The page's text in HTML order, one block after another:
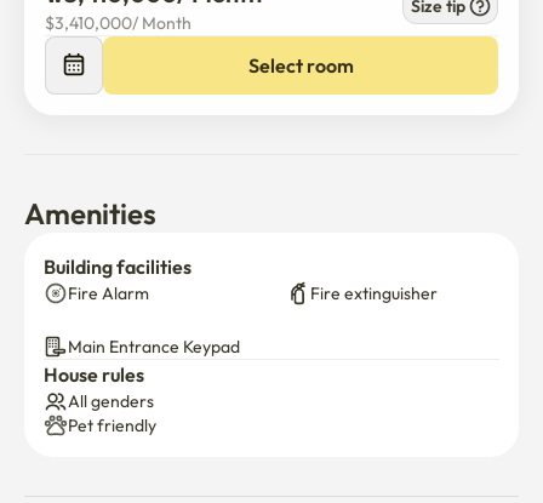
고 있어 단기 여행은 물론 장기 체류에도 적합합니다.
✔ 퀸사이즈 침대 3개, 독립된 3개의 객실
✔ 지하철역, 카페, 편의점, 전통시장 도보권
숙소는 서울대학교병원과 대학로에서 약 10분 거리에 있으며, 명동
은 약 15분, 광화문과 경복궁은 약 15~20분이면 이동할 수 있습니
동, 익선동, 종로, 을지로 등 서울의 대표 관광지와 핫플레이스를 편
리하게 방문할 수 있습니다. 서울의 맛집 탐방과 감성 카페 투어를
즐기기에도 좋은 위치입니다.
$3,410,000/ Month
Size tip
Select room
Amenities
Building facilities
Fire Alarm Fire extinguisher
Main Entrance Keypad
House rules
All genders
Pet friendly